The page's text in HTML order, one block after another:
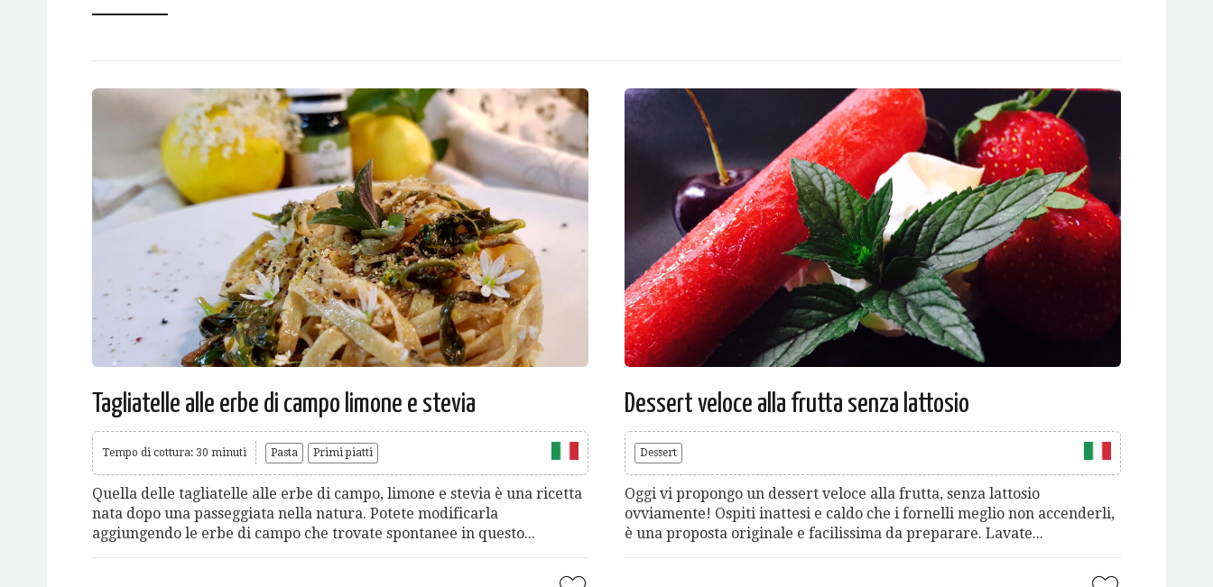
Tagliatelle alle erbe di campo limone e stevia
Tempo di cottura: 30 minuti Pasta Primi piatti
Quella delle tagliatelle alle erbe di campo, limone e stevia è una ricetta
nata dopo una passeggiata nella natura. Potete modificarla
aggiungendo le erbe di campo che trovate spontanee in questo...
Dessert veloce alla frutta senza lattosio
Dessert
Oggi vi propongo un dessert veloce alla frutta, senza lattosio
ovviamente! Ospiti inattesi e caldo che i fornelli meglio non accenderli,
è una proposta originale e facilissima da preparare. Lavate...